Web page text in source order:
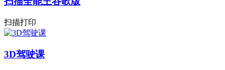
扫描打印
3D驾驶课